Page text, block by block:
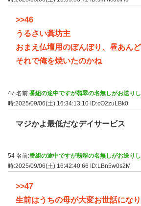
>>46
うるさい糞坊主
おまえ仏壇用のぼんぼり、昼あん
それで俺を焼いたのかね
47 名前:番組の途中ですが翡翠の名無しがお送り
時:2025/09/06(土) 16:34:13.10 ID:cO2zuLBk0
マジかよ最低だなデイサービス
54 名前:番組の途中ですが翡翠の名無しがお送り
時:2025/09/06(土) 16:42:40.66
ID:LBn5w0s2M
>>47
生前はうちの母が大変お世話にな